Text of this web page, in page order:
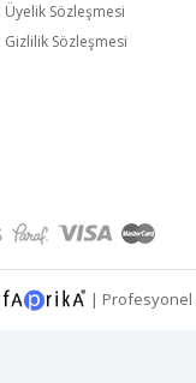
Üyelik Sözleşmesi
Gizlilik Sözleşmesi
| Profesyonel